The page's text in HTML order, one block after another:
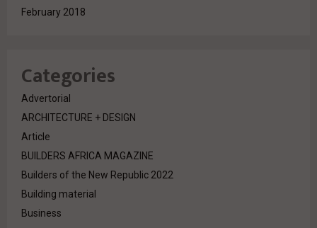
February 2018
Categories
Advertorial
ARCHITECTURE + DESIGN
Article
BUILDERS AFRICA MAGAZINE
Builders of the New Republic 2022
Building material
Business